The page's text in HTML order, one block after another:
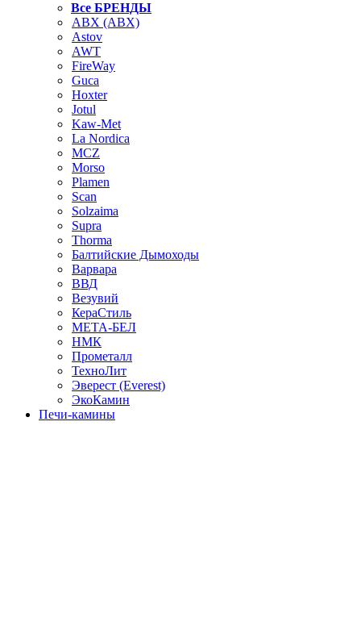
Все БРЕНДЫ
ABX (АВХ)
Astov
AWT
FireWay
Guca
Hoxter
Jotul
Kaw-Met
La Nordica
MCZ
Morso
Plamen
Scan
Solzaima
Supra
Thorma
Балтийские Дымоходы
Варвара
ВВД
Везувий
КераСтиль
МЕТА-БЕЛ
НМК
Прометалл
ТехноЛит
Эверест (Everest)
ЭкоКамин
Печи-камины